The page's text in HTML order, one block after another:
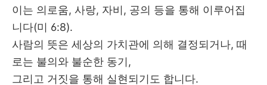
이는 의로움, 사랑, 자비 , 공의 등을 통해 이루어집
니다(미 6:8).
사람의 뜻은 세상의 가치관에 의해 결정되거나, 때
로는 불의와 불순한 동기 ,
그리고 거짓을 통해 실현되기도 합니다.